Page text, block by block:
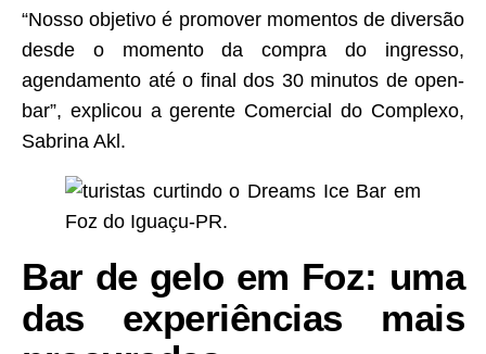
“Nosso objetivo é promover momentos de diversão
desde o momento da compra do ingresso,
agendamento até o final dos 30 minutos de open-
bar”, explicou a gerente Comercial do Complexo,
Sabrina Akl.
Bar de gelo em Foz: uma
das experiências mais